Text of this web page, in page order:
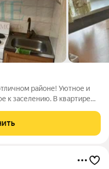
районе! Уютное и
к заселению. В квартире
планировка. Приглашаем к